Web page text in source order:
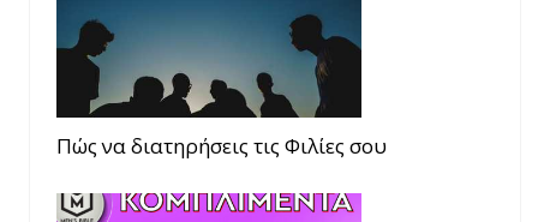
Πώς να διατηρήσεις τις Φιλίες σου